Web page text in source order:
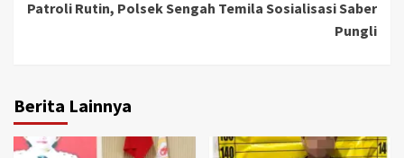
Patroli Rutin, Polsek Sengah Temila Sosialisasi Saber
Pungli
Berita Lainnya